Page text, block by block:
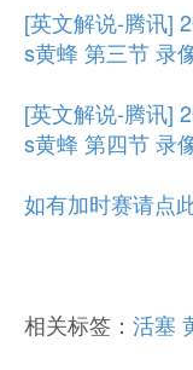
[英文解说-腾讯]
s黄蜂 第三节 录
[英文解说-腾讯]
s黄蜂 第四节 录
如有加时赛请点
相关标签： 活塞